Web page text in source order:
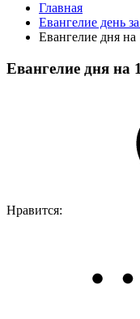
Главная
Евангелие день
Евангелие дня на
Евангелие дня на
Нравится: